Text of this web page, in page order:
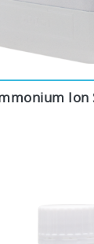
Ion